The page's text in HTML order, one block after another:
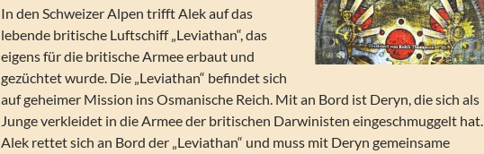
In den Schweizer Alpen trifft Alek auf das
lebende britische Luftschiff „Leviathan“, das
eigens für die britische Armee erbaut und
gezüchtet wurde. Die „Leviathan“ befindet sich
auf geheimer Mission ins Osmanische Reich. Mit an Bord ist Deryn, die sich als
Junge verkleidet in die Armee der britischen Darwinisten eingeschmuggelt hat.
Alek rettet sich an Bord der „Leviathan“ und muss mit Deryn gemeinsame